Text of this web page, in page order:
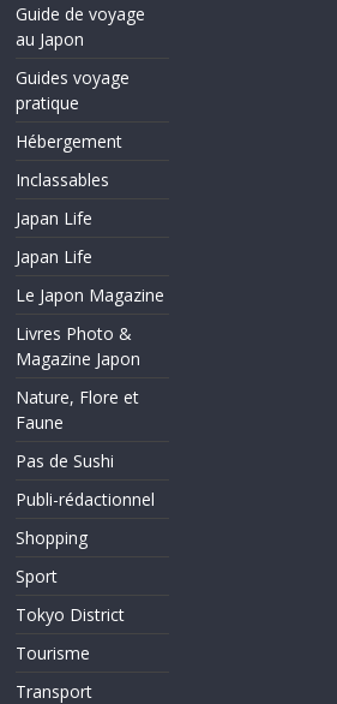
Guide de voyage
au Japon
Guides voyage
pratique
Hébergement
Inclassables
Japan Life
Japan Life
Le Japon Magazine
Livres Photo &
Magazine Japon
Nature, Flore et
Faune
Pas de Sushi
Publi-rédactionnel
Shopping
Sport
Tokyo District
Tourisme
Transport